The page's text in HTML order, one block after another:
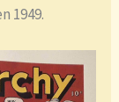
1949.